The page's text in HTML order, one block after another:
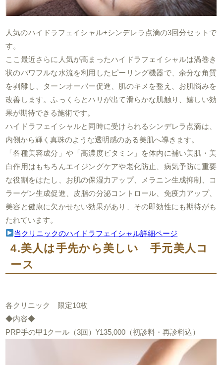
人気のハイドラフェイシャル+シンデレラ点滴の3回分セットで
す。
ここ最近さらに人気が高まったハイドラフェイシャルは渦巻き
状のパワフルな水流を利用したピーリング機器で、余分な角質
を剥離し、ターンオーバー促進、肌のキメを整え、お肌悩みを
改善します。ふっくらとハリが出て滑らかな肌触り、嬉しい効
果が期待できる施術です。
ハイドラフェイシャルと同時に受けられるシンデレラ点滴は、
内側から輝く真珠のような透明感のある美肌へ導きます。
「各種美容成分」や「高濃度ビタミン」を体内に補い美肌・美
白作用はもちろんエイジングケアや老化防止、病気予防に重要
な役割をはたし、お肌の保湿力アップ、メラニン生成抑制、コ
ラーゲン生成促進、皮脂の分泌コントロール、免疫力アップ、
美容と健康に欠かせない効果があり、その即効性にも期待がも
たれています。
当クリニックのハイドラフェイシャル詳細ページ
4.美人は手先から美しい 手元美人コ
ース
各クリニック 限定10枚
◆内容◆
PRP手の甲1クール（3回）¥135,000（初診料・再診料込）